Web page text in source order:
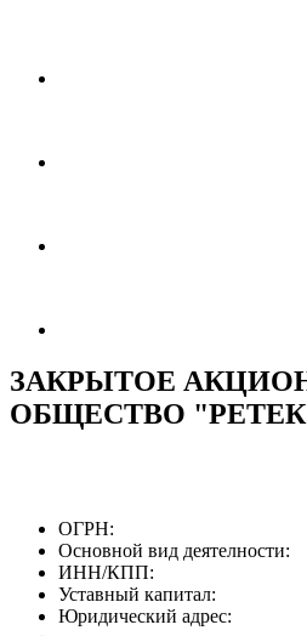
ЗАКРЫТОЕ
ОБЩЕСТВО
ОГРН:
Основной вид деятелности:
ИНН/КПП:
Уставный капитал:
Юридический адрес: